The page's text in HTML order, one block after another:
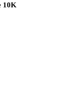
10K